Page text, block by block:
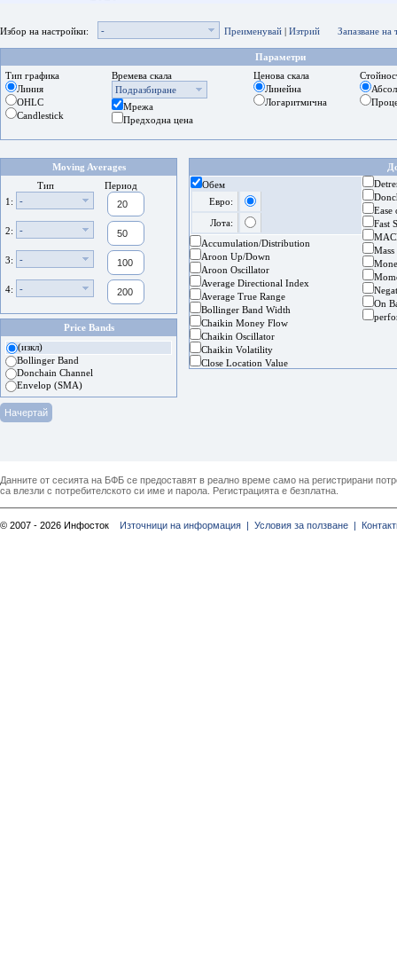
Избор на настройки: - Преименувай | Изтрий Запазване на
Параметри
Тип графика
Линия
OHLC
Candlestick
Времева скала
Подразбиране
Мрежа
Предходна цена
Ценова скала
Линейна
Логаритмична
Moving Averages
Тип
Период
1:
-
2: -
3: -
4: -
Price Bands
(изкл)
Bollinger Band
Donchain Channel
Envelop (SMA)
Обем
Евро:
Лота:
Accumulation/Distribution
Aroon Up/Down
Aroon Oscillator
Average Directional Index
Average True Range
Bollinger Band Width
Chaikin Money Flow
Chaikin Oscillator
Chaikin Volatility
Close Location Value
Ease
Fast
On
Данните от сесията на БФБ се предоставят в реално време само на регистрирани
са влезли с потребителското си име и парола. Регистрацията е безплатна.
© 2007 - 2026 Инфосток Източници на информация | Условия за ползване |